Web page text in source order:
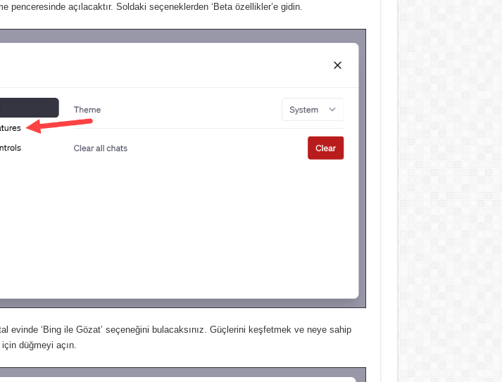
penceresinde açılacaktır. Soldaki seçeneklerden ‘Beta özellikler’e gidin.
evinde ‘Bing ile Gözat’ seçeneğini bulacaksınız. Güçlerini keşfetmek ve neye sahip
düğmeyi açın.